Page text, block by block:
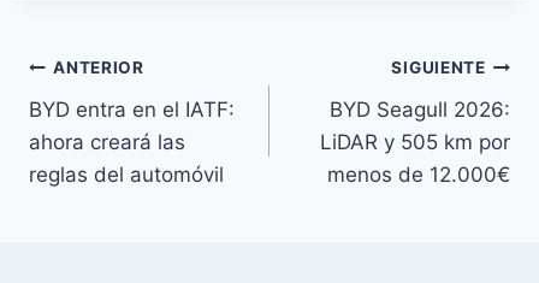
Navegación
de
entradas
ANTERIOR
BYD entra en el IATF:
ahora creará las
reglas del automóvil
SIGUIENTE
BYD Seagull 2026:
LiDAR y 505 km por
menos de 12.000€